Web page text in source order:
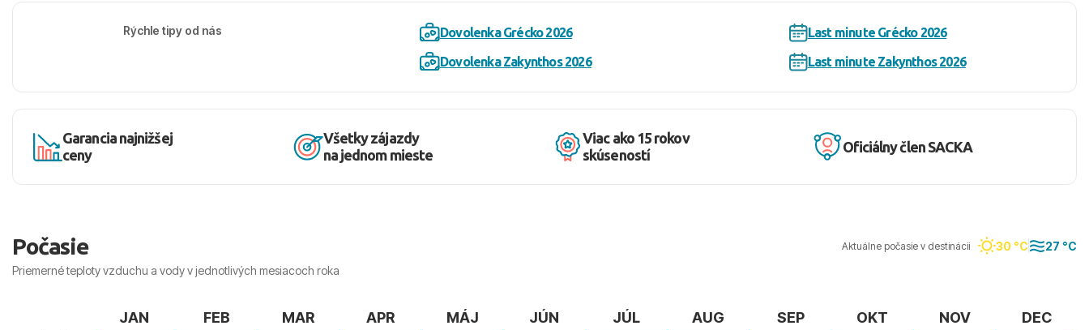
Rýchle tipy od nás Dovolenka Grécko 2026
Last minute Grécko 2026
Dovolenka Zakynthos 2026
Last minute Zakynthos 2026
Garancia najnižšej
ceny
Všetky zájazdy
na jednom mieste
Viac ako 15 rokov
skúseností
Oficiálny člen SACKA
Počasie
Priemerné teploty vzduchu a vody v jednotlivých mesiacoch roka
Aktuálne počasie v destinácii 30 °C 27 °C
JAN FEB MAR APR MÁJ JÚN JÚL AUG SEP OKT NOV DEC